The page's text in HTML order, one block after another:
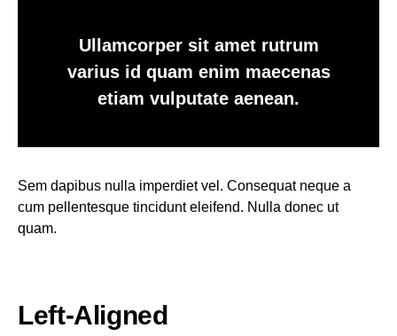
Ullamcorper sit amet rutrum
varius id quam enim maecenas
etiam vulputate aenean.
Sem dapibus nulla imperdiet vel. Consequat neque a
cum pellentesque tincidunt eleifend. Nulla donec ut
quam.
Left-Aligned